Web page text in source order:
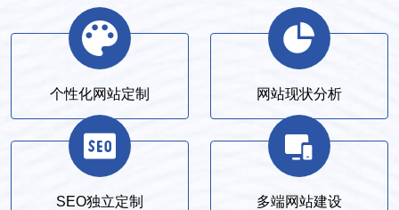
个性化网站定制 网站现状分析
SEO独立定制 多端网站建设